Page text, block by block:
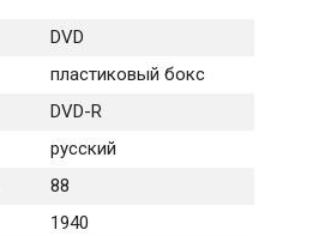
DVD
пластиковый бокс
DVD-R
русский
88
1940